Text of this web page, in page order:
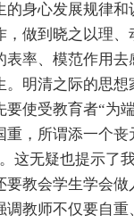
的身心发展规律和
，做到晓之以理、
表率、模范作用去
。明清之际的思想
要使受教育者“为
重，所谓添一个丧
这无疑也提示了
要教会学生学会做
教师不仅要自重